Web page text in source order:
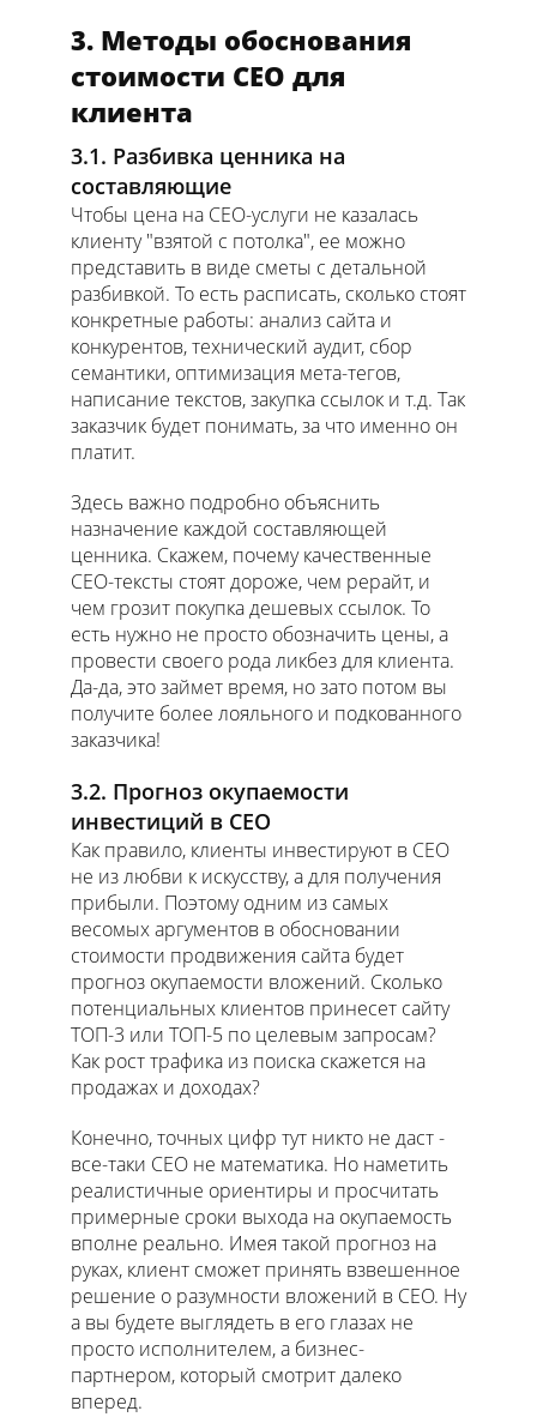
3. Методы обоснования
стоимости СЕО для
клиента
3.1. Разбивка ценника на
составляющие
Чтобы цена на СЕО-услуги не казалась
клиенту "взятой с потолка", ее можно
представить в виде сметы с детальной
разбивкой. То есть расписать, сколько стоят
конкретные работы: анализ сайта и
конкурентов, технический аудит, сбор
семантики, оптимизация мета-тегов,
написание текстов, закупка ссылок и т.д. Так
заказчик будет понимать, за что именно он
платит.
Здесь важно подробно объяснить
назначение каждой составляющей
ценника. Скажем, почему качественные
СЕО-тексты стоят дороже, чем рерайт, и
чем грозит покупка дешевых ссылок. То
есть нужно не просто обозначить цены, а
провести своего рода ликбез для клиента.
Да-да, это займет время, но зато потом вы
получите более лояльного и подкованного
заказчика!
3.2. Прогноз окупаемости
инвестиций в СЕО
Как правило, клиенты инвестируют в СЕО
не из любви к искусству, а для получения
прибыли. Поэтому одним из самых
весомых аргументов в обосновании
стоимости продвижения сайта будет
прогноз окупаемости вложений. Сколько
потенциальных клиентов принесет сайту
ТОП-3 или ТОП-5 по целевым запросам?
Как рост трафика из поиска скажется на
продажах и доходах?
Конечно, точных цифр тут никто не даст -
все-таки СЕО не математика. Но наметить
реалистичные ориентиры и просчитать
примерные сроки выхода на окупаемость
вполне реально. Имея такой прогноз на
руках, клиент сможет принять взвешенное
решение о разумности вложений в СЕО. Ну
а вы будете выглядеть в его глазах не
просто исполнителем, а бизнес-
партнером, который смотрит далеко
вперед.